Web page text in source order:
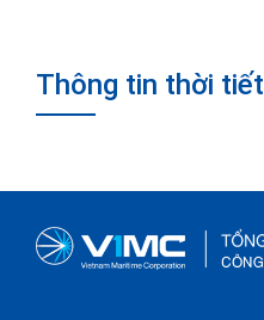
Thông tin thời tiết